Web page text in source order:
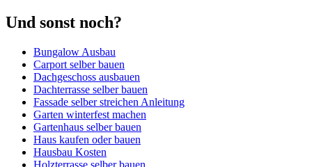
Und sonst noch?
Bungalow Ausbau
Carport selber bauen
Dachgeschoss ausbauen
Dachterrasse selber bauen
Fassade selber streichen Anleitung
Garten winterfest machen
Gartenhaus selber bauen
Haus kaufen oder bauen
Hausbau Kosten
Holzterrasse selber bauen